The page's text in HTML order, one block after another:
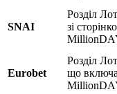
SNAI
Розділ
зі
Eurobet
Розділ
що